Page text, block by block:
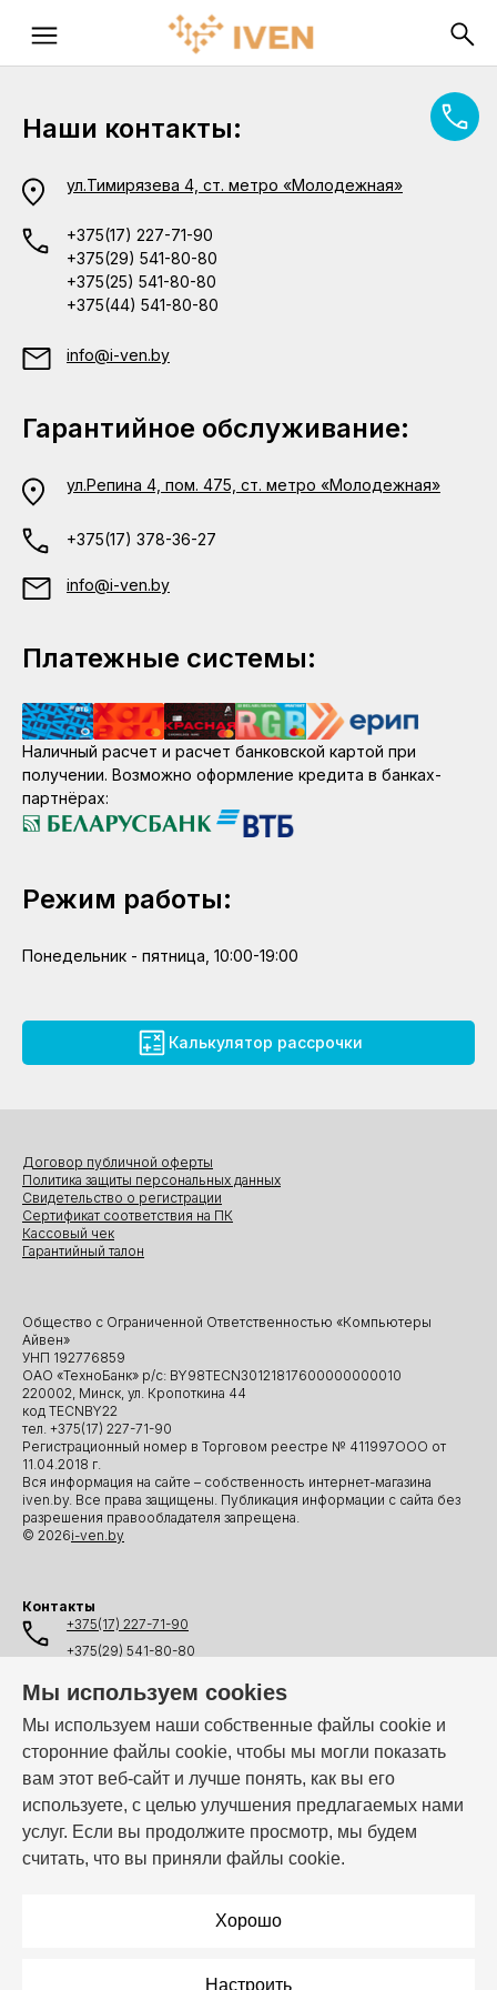
Мы используем cookies
Мы используем наши собственные файлы cookie и
сторонние файлы cookie, чтобы мы могли показать
вам этот веб-сайт и лучше понять, как вы его
используете, с целью улучшения предлагаемых нами
услуг. Если вы продолжите просмотр, мы будем
считать, что вы приняли файлы cookie.
Хорошо
Настроить
Наши контакты:
ул.Тимирязева 4, ст. метро «Молодежная»
+375(17) 227-71-90
+375(29) 541-80-80
+375(25) 541-80-80
+375(44) 541-80-80
info@i-ven.by
Гарантийное обслуживание:
ул.Репина 4, пом. 475, ст. метро «Молодежная»
+375(17) 378-36-27
info@i-ven.by
Платежные системы:
Наличный расчет и расчет банковской картой при
получении. Возможно оформление кредита в банках-
партнёрах:
Режим работы:
Понедельник - пятница, 10:00-19:00
Калькулятор рассрочки
Общество с Ограниченной Ответственностью «Компьютеры
Айвен»
УНП 192776859
ОАО «ТехноБанк» р/с: BY98TECN30121817600000000010
220002, Минск, ул. Кропоткина 44
код TECNBY22
тел. +375(17) 227-71-90
Регистрационный номер в Торговом реестре № 411997ООО от
11.04.2018 г.
Вся информация на сайте – собственность интернет-магазина
iven.by. Все права защищены. Публикация информации с сайта без
разрешения правообладателя запрещена.
© 2026i-ven.by
Договор публичной оферты
Политика защиты персональных данных
Свидетельство о регистрации
Сертификат соответствия на ПК
Кассовый чек
Гарантийный талон
Контакты
+375(17) 227-71-90
+375(29) 541-80-80
+375(44) 541-80-80
info@i-ven.by
Мы в мессенджерах:
Режим работы: Пн–Пт: 10:00 – 19:00